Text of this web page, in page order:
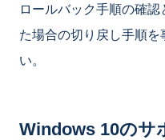
ロールバック手順の確
た場合の切り戻し手順を
い。
Windows 10のサ